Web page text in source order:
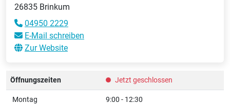
26835 Brinkum
04950 2229
E-Mail schreiben
Zur Website
Öffnungszeiten Jetzt geschlossen
Montag
9:00 - 12:30